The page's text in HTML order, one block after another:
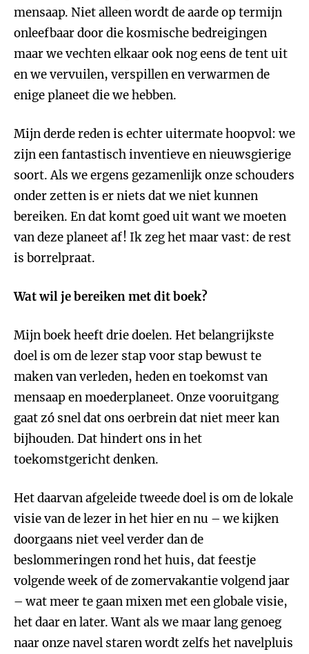
mensaap. Niet alleen wordt de aarde op termijn
onleefbaar door die kosmische bedreigingen
maar we vechten elkaar ook nog eens de tent uit
en we vervuilen, verspillen en verwarmen de
enige planeet die we hebben.
Mijn derde reden is echter uitermate hoopvol: we
zijn een fantastisch inventieve en nieuwsgierige
soort. Als we ergens gezamenlijk onze schouders
onder zetten is er niets dat we niet kunnen
bereiken. En dat komt goed uit want we moeten
van deze planeet af! Ik zeg het maar vast: de rest
is borrelpraat.
Wat wil je bereiken met dit boek?
Mijn boek heeft drie doelen. Het belangrijkste
doel is om de lezer stap voor stap bewust te
maken van verleden, heden en toekomst van
mensaap en moederplaneet. Onze vooruitgang
gaat zó snel dat ons oerbrein dat niet meer kan
bijhouden. Dat hindert ons in het
toekomstgericht denken.
Het daarvan afgeleide tweede doel is om de lokale
visie van de lezer in het hier en nu – we kijken
doorgaans niet veel verder dan de
beslommeringen rond het huis, dat feestje
volgende week of de zomervakantie volgend jaar
– wat meer te gaan mixen met een globale visie,
het daar en later. Want als we maar lang genoeg
naar onze navel staren wordt zelfs het navelpluis